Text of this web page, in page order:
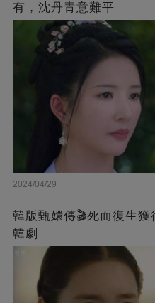
有，沈丹青意難平
2024/04/29
韓版甄嬛傳🎬死而復生
韓劇